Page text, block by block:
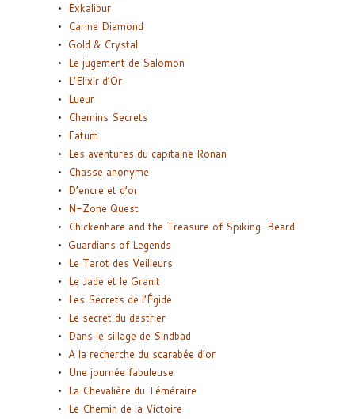
Exkalibur
Carine Diamond
Gold & Crystal
Le jugement de Salomon
L’Elixir d’Or
Lueur
Chemins Secrets
Fatum
Les aventures du capitaine Ronan
Chasse anonyme
D’encre et d’or
N-Zone Quest
Chickenhare and the Treasure of Spiking-Beard
Guardians of Legends
Le Tarot des Veilleurs
Le Jade et le Granit
Les Secrets de l’Égide
Le secret du destrier
Dans le sillage de Sindbad
A la recherche du scarabée d’or
Une journée fabuleuse
La Chevalière du Téméraire
Le Chemin de la Victoire